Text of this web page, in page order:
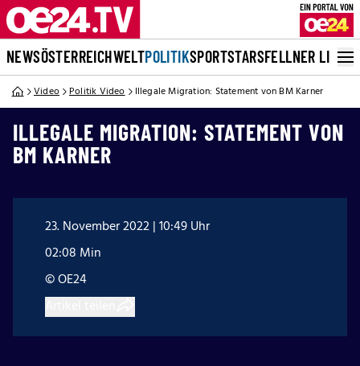
NEWSÖSTERREICHWELTPOLITIKSPORTSTARSFELLNER LIVE
Video Politik Video Illegale Migration: Statement von BM Karner
ILLEGALE MIGRATION: STATEMENT VON
BM KARNER
23. November 2022 | 10:49 Uhr
02:08 Min
© OE24